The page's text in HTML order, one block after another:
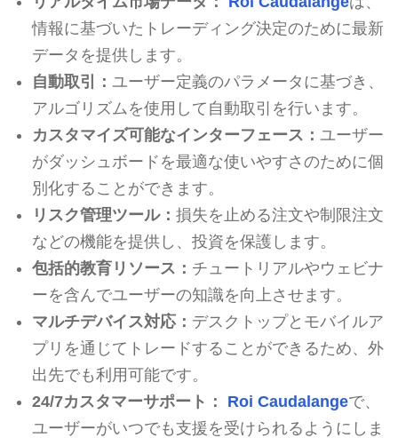
情報に基づいたトレーディング決定のために最新
データを提供します。
自動取引： ユーザー定義のパラメータに基づき、
アルゴリズムを使用して自動取引を行います。
カスタマイズ可能なインターフェース： ユーザー
がダッシュボードを最適な使いやすさのために個
別化することができます。
リスク管理ツール： 損失を止める注文や制限注文
などの機能を提供し、投資を保護します。
包括的教育リソース： チュートリアルやウェビナ
ーを含んでユーザーの知識を向上させます。
マルチデバイス対応： デスクトップとモバイルア
プリを通じてトレードすることができるため、外
出先でも利用可能です。
24/7カスタマーサポート：
Roi Caudalangeで、
ユーザーがいつでも支援を受けられるようにしま